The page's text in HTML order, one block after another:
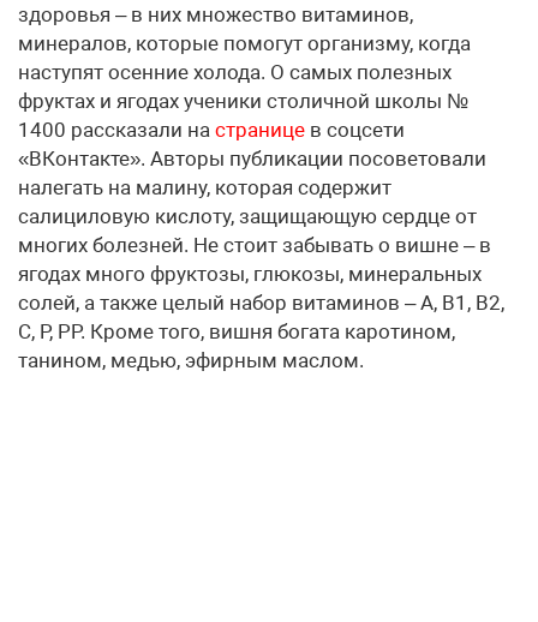
здоровья – в них множество витаминов,
минералов, которые помогут организму, когда
наступят осенние холода. О самых полезных
фруктах и ягодах ученики столичной школы №
1400 рассказали на странице в соцсети
«ВКонтакте». Авторы публикации посоветовали
налегать на малину, которая содержит
салициловую кислоту, защищающую сердце от
многих болезней. Не стоит забывать о вишне – в
ягодах много фруктозы, глюкозы, минеральных
солей, а также целый набор витаминов – А, В1, В2,
С, Р, РР. Кроме того, вишня богата каротином,
танином, медью, эфирным маслом.